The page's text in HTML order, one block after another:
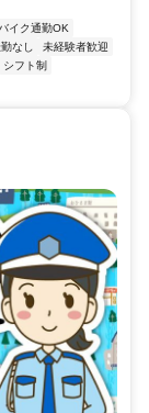
バイク通勤OK
なし
未経験者歓迎
シフト制